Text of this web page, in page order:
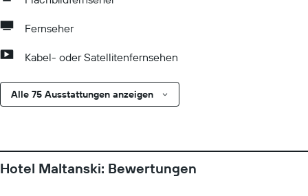
Fernseher
Kabel- oder Satellitenfernsehen
Alle 75 Ausstattungen anzeigen
Hotel Maltanski: Bewertungen